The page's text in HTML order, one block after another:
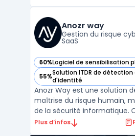
messagerie. La suite
Anozr way
Gestion du risque
SaaS
60%Logiciel de sensibilisation
— voir Anozr way dans cette
55%Solution ITDR de
d'identité
— voir Anozr way dans cette
Anozr Way est une solution
maîtrise du risque humain,
de la sécurité informatique.
plateforme utilise l'IA pour
Plus d’infos